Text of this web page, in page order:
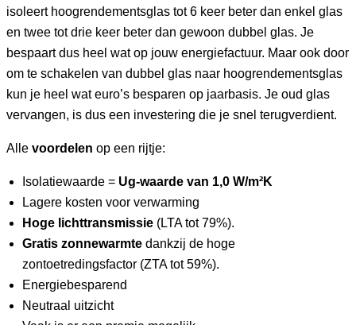
isoleert hoogrendementsglas tot 6 keer beter dan enkel glas
en twee tot drie keer beter dan gewoon dubbel glas. Je
bespaart dus heel wat op jouw energiefactuur. Maar ook door
om te schakelen van dubbel glas naar hoogrendementsglas
kun je heel wat euro’s besparen op jaarbasis. Je oud glas
vervangen, is dus een investering die je snel terugverdient.
Alle voordelen op een rijtje:
Isolatiewaarde = Ug-waarde van 1,0 W/m²K
Lagere kosten voor verwarming
Hoge lichttransmissie (LTA tot 79%).
Gratis zonnewarmte dankzij de hoge
zontoetredingsfactor (ZTA tot 59%).
Energiebesparend
Neutraal uitzicht